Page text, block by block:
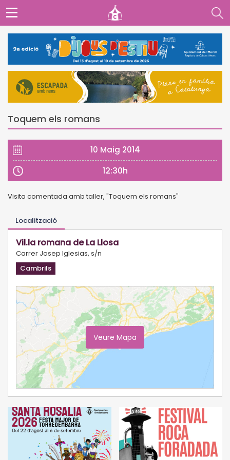
Toquem els romans
10 Maig 2014
12:30h
Visita comentada amb taller, "Toquem els romans"
Localització
Vil.la romana de La Llosa
Carrer Josep Iglesias, s/n
Cambrils
Veure Mapa